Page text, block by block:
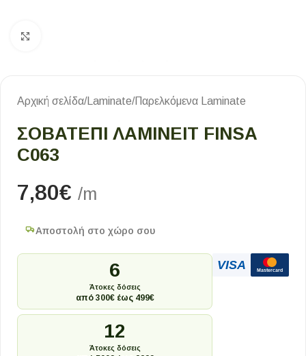
Αρχική σελίδα/Laminate/Παρελκόμενα Laminate
ΣΟΒΑΤΕΠΙ ΛΑΜΙΝΕΙΤ FINSA
C063
7,80€ /m
Αποστολή στο χώρο σου
6
Άτοκες δόσεις
από 300€ έως 499€
12
Άτοκες δόσεις
VISA Mastercard